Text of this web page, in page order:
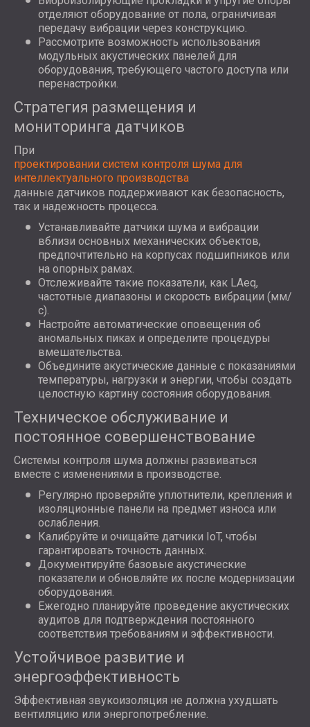
отделяют оборудование от пола, ограничивая
передачу вибрации через конструкцию.
Рассмотрите возможность использования
модульных акустических панелей для
оборудования, требующего частого доступа или
перенастройки.
Стратегия размещения и
мониторинга датчиков
При
проектировании систем контроля шума для
интеллектуального производства
данные датчиков поддерживают как безопасность,
так и надежность процесса.
Устанавливайте датчики шума и вибрации
вблизи основных механических объектов,
предпочтительно на корпусах подшипников или
на опорных рамах.
Отслеживайте такие показатели, как LAeq,
частотные диапазоны и скорость вибрации (мм/
с).
Настройте автоматические оповещения об
аномальных пиках и определите процедуры
вмешательства.
Объедините акустические данные с показаниями
температуры, нагрузки и энергии, чтобы создать
целостную картину состояния оборудования.
Техническое обслуживание и
постоянное совершенствование
Системы контроля шума должны развиваться
вместе с изменениями в производстве.
Регулярно проверяйте уплотнители, крепления и
изоляционные панели на предмет износа или
ослабления.
Калибруйте и очищайте датчики IoT, чтобы
гарантировать точность данных.
Документируйте базовые акустические
показатели и обновляйте их после модернизации
оборудования.
Ежегодно планируйте проведение акустических
аудитов для подтверждения постоянного
соответствия требованиям и эффективности.
Устойчивое развитие и
энергоэффективность
Эффективная звукоизоляция не должна ухудшать
вентиляцию или энергопотребление.